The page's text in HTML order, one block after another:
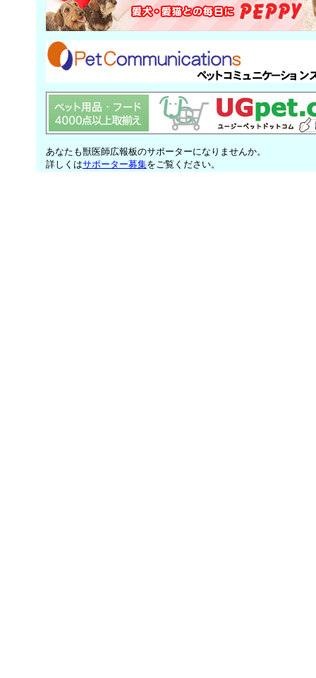
あなたも獣医師広報板のサポーターになりませんか。
詳しくはサポーター募集をご覧ください。